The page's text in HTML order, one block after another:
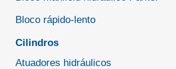
Bloco rápido-lento
Cilindros
Atuadores hidráulicos